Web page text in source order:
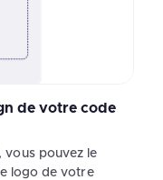
de votre code
vous pouvez le
logo de votre